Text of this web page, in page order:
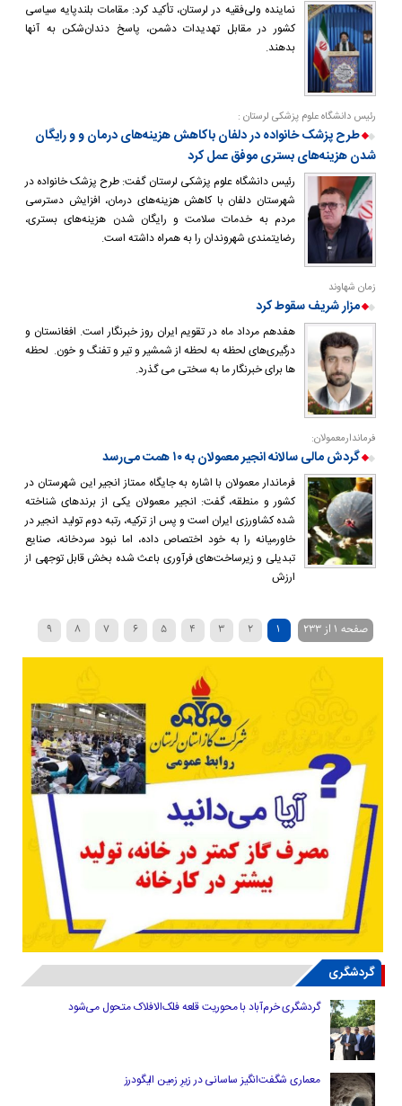
نماینده ولی‌فقیه در لرستان، تأکید کرد: مقامات بلندپایه سیاسی
کشور در مقابل تهدیدات دشمن، پاسخ دندان‌شکن به آنها
بدهند.
رئیس دانشگاه علوم پزشکی لرستان :
طرح پزشک خانواده در دلفان باکاهش هزینه‌های درمان و و رایگان
شدن هزینه‌های بستری موفق عمل کرد
رئیس دانشگاه علوم پزشکی لرستان گفت: طرح پزشک خانواده در
شهرستان دلفان با کاهش هزینه‌های درمان، افزایش دسترسی
مردم به خدمات سلامت و رایگان شدن هزینه‌های بستری،
رضایتمندی شهروندان را به همراه داشته است.
زمان شهاوند
مزار شریف سقوط کرد
هفدهم مرداد ماه در تقویم ایران روز خبرنگار است. افغانستان و
درگیری‌های لحظه به لحظه از شمشیر و تیر و تفنگ و خون. لحظه
ها برای خبرنگار ما به سختی می گذرد.
فرماندارمعمولان:
گردش مالی سالانه انجیر معمولان به ۱۰ همت می‌رسد
فرماندار معمولان با اشاره به جایگاه ممتاز انجیر این شهرستان در
کشور و منطقه، گفت: انجیر معمولان یکی از برندهای شناخته‌
شده کشاورزی ایران است و پس از ترکیه، رتبه دوم تولید انجیر در
خاورمیانه را به خود اختصاص داده، اما نبود سردخانه، صنایع
تبدیلی و زیرساخت‌های فرآوری باعث شده بخش قابل توجهی از
ارزش
صفحه ۱ از ۲۳۳ ۱ ۲ ۳ ۴ ۵ ۶ ۷ ۸
۹
گردشگری
گردشگری خرم‌آباد با محوریت قلعه فلک‌الافلاک متحول می‌شود
معماری شگفت‌انگیز ساسانی در زیرِ زمین الیگودرز